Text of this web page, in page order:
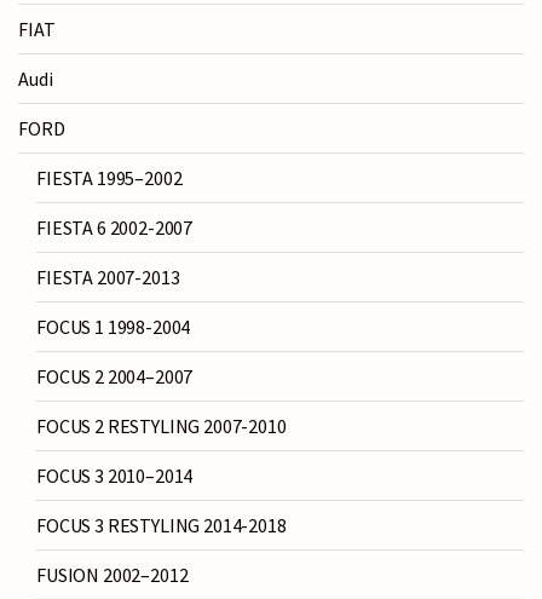
FIAT
Audi
FORD
FIESTA 1995–2002
FIESTA 6 2002-2007
FIESTA 2007-2013
FOCUS 1 1998-2004
FOCUS 2 2004–2007
FOCUS 2 RESTYLING 2007-2010
FOCUS 3 2010–2014
FOCUS 3 RESTYLING 2014-2018
FUSION 2002–2012